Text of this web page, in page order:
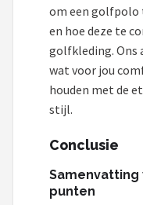
om een golfpolo
en hoe deze te
golfkleding. Ons
wat voor jou
houden met de
stijl.
Conclusie
punten